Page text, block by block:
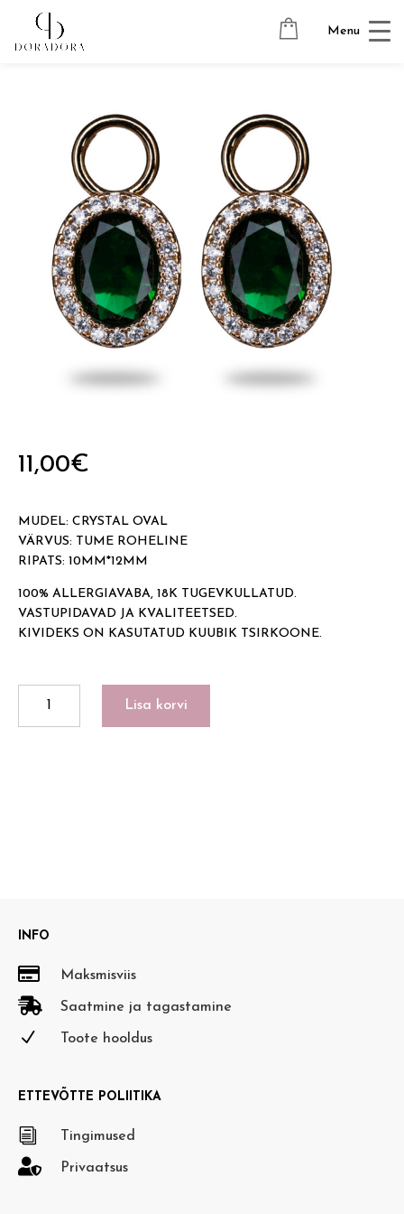
Menu
Avaleht Kõrvarõngaste ripatsid
CRYSTAL OVAL
11,00€
MUDEL: CRYSTAL OVAL
VÄRVUS: TUME ROHELINE
RIPATS: 10MM*12MM
100% ALLERGIAVABA, 18K TUGEVKULLATUD.
VASTUPIDAVAD JA KVALITEETSED.
KIVIDEKS ON KASUTATUD KUUBIK TSIRKOONE.
Lisa korvi
INFO
 Maksmisviis
 Saatmine ja tagastamine
N Toote hooldus
ETTEVÕTTE POLIITIKA
i Tingimused
 Privaatsus